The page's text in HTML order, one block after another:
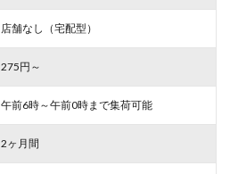
店舗なし（宅配型）
275円～
午前6時～午前0時まで集荷可能
2ヶ月間